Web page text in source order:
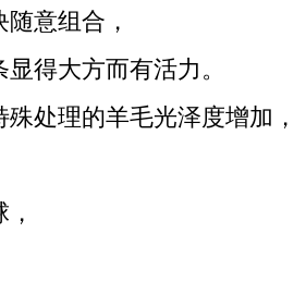
意组合，
得大方而有活力。
处理的羊毛光泽度增加，